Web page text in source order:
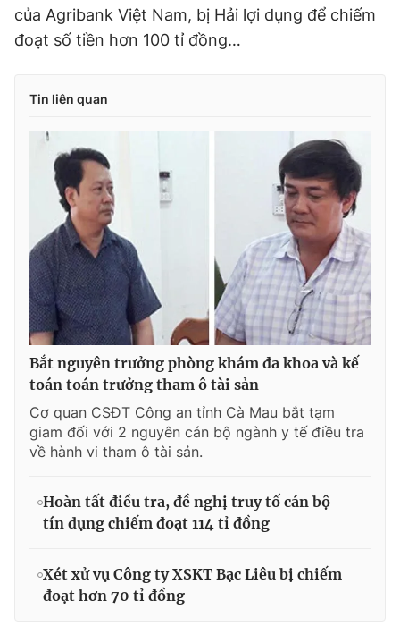
của Agribank Việt Nam, bị Hải lợi dụng để chiếm
đoạt số tiền hơn 100 tỉ đồng…
Tin liên quan
Bắt nguyên trưởng phòng khám đa khoa và kế
toán toán trưởng tham ô tài sản
Cơ quan CSĐT Công an tỉnh Cà Mau bắt tạm
giam đối với 2 nguyên cán bộ ngành y tế điều tra
về hành vi tham ô tài sản.
Hoàn tất điều tra, đề nghị truy tố cán bộ
tín dụng chiếm đoạt 114 tỉ đồng
Xét xử vụ Công ty XSKT Bạc Liêu bị chiếm
đoạt hơn 70 tỉ đồng